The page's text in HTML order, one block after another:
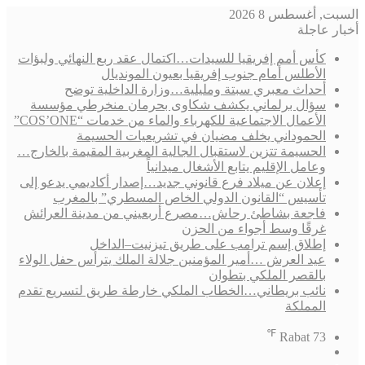
السبت, أغسطس 8 2026
أخبار عاجلة
كأس أمم إفريقيا للسيدات…اكتمال عقد ربع النهائي ولبؤات
الأطلس أمام جنوب إفريقيا بعيون المونديال
أحداث معبري سبتة ومليلية…وزارة الداخلية توضح
سؤال برلماني يكشف شكاوى بحرمان منخرطي مؤسسة
الأعمال الاجتماعية للكهرباء والماء من خدمات “COS’ONE”
الحموداني يخلف مضيان في تشريعيات الحسيمة
الحسيمة تتزين لاستقبال الجالية المغربية المقيمة بالخارج…
وعامل الإقليم يتابع الأشغال ميدانياً
إعلان عن ميلاد فرع قانوني جديد…إصدار أكاديمي يدعو إلى
تأسيس “القانون الدولي الخاص المسطري” بالمغرب
فاجعة بشاطئ رحاش…مصرع أربعيني من مدينة العرائش
غرقًا وسط أجواء من الحزن
إطلاق إسم ترامب على طريق تيزنيت–الداخل
عيد العرش …أمير المؤمنين جلالة الملك يترأس حفل الولاء
بالقصر الملكي بتطوان
نائب بريطاني…الخطاب الملكي خارطة طريق لتسريع تقدم
المملكة
Rabat 73
℉